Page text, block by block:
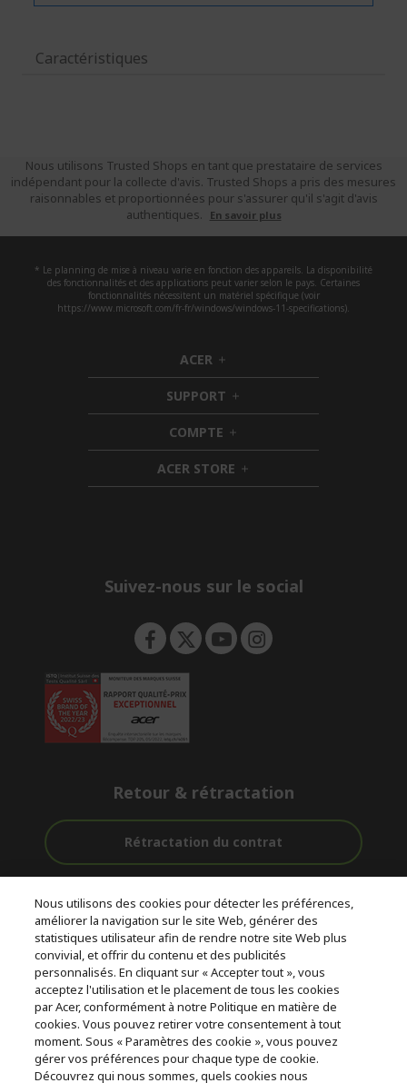
Caractéristiques
Nous utilisons Trusted Shops en tant que prestataire de services
indépendant pour la collecte d'avis. Trusted Shops a pris des mesures
raisonnables et proportionnées pour s'assurer qu'il s'agit d'avis
authentiques.
En savoir plus
* Le planning de mise à niveau varie en fonction des appareils. La disponibilité
des fonctionnalités et des applications peut varier selon le pays. Certaines
fonctionnalités nécessitent un matériel spécifique (voir
https://www.microsoft.com/fr-fr/windows/windows-11-specifications).
ACER h
i
d
d
e
n
SUPPORT h
i
d
d
e
n
COMPTE h
i
d
d
ACER STORE h
i
Suivez-nous sur le social
Retour & rétractation
Rétractation du contrat
Livraison
Gratuite
avant et après-
vente
Paiement
Sécurisé
© 2026 Acer Inc.
CPYou BV est le revendeur et marchand agréé pour les produits et
services proposés au sein de ce magasin.
Nous utilisons des cookies pour détecter les préférences,
améliorer la navigation sur le site Web, générer des
statistiques utilisateur afin de rendre notre site Web plus
convivial, et offrir du contenu et des publicités
personnalisés. En cliquant sur « Accepter tout », vous
acceptez l'utilisation et le placement de tous les cookies
par Acer, conformément à notre Politique en matière de
cookies. Vous pouvez retirer votre consentement à tout
moment. Sous « Paramètres des cookie », vous pouvez
gérer vos préférences pour chaque type de cookie.
Découvrez qui nous sommes, quels cookies nous